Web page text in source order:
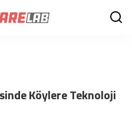
Köylere Teknoloji